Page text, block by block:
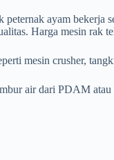
ayam
Harga mesin rak
mesin crusher,
air dari PDAM